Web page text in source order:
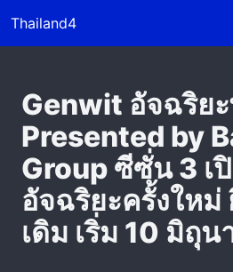
Thailand4
Genwit อัจฉริย
Presented by
Group ซีซั่น 3 เ
อัจฉริยะครั้งใหม่
เดิม เริ่ม 10 มิถุ